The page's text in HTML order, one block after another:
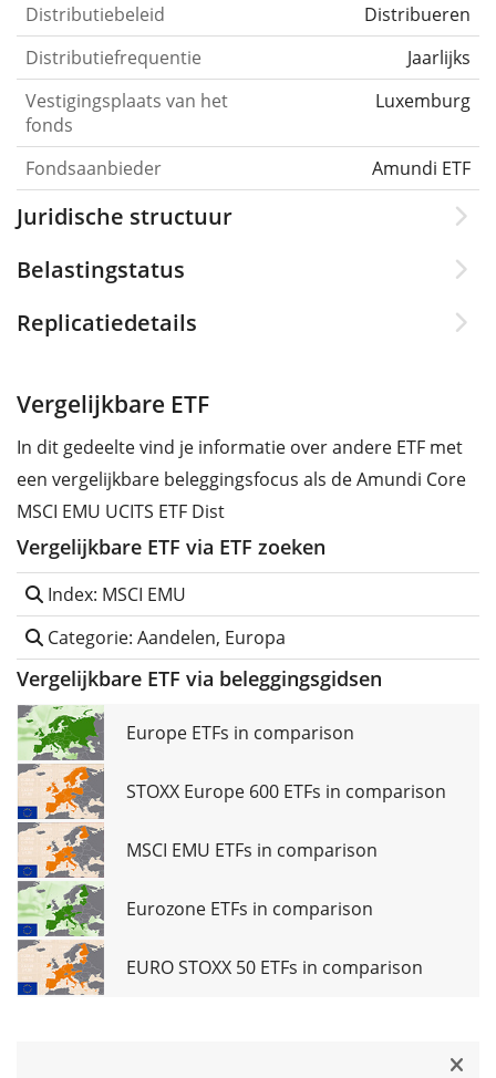
Distributiebeleid
Distribueren
Distributiefrequentie
Jaarlijks
Vestigingsplaats van het
fonds
Luxemburg
Fondsaanbieder Amundi ETF
Juridische structuur
Belastingstatus
Replicatiedetails
Vergelijkbare ETF
In dit gedeelte vind je informatie over andere ETF met
een vergelijkbare beleggingsfocus als de Amundi Core
MSCI EMU UCITS ETF Dist
Vergelijkbare ETF via ETF zoeken
Index: MSCI EMU
Categorie: Aandelen, Europa
Vergelijkbare ETF via beleggingsgidsen
Europe ETFs in comparison
STOXX Europe 600 ETFs in comparison
MSCI EMU ETFs in comparison
Eurozone ETFs in comparison
EURO STOXX 50 ETFs in comparison